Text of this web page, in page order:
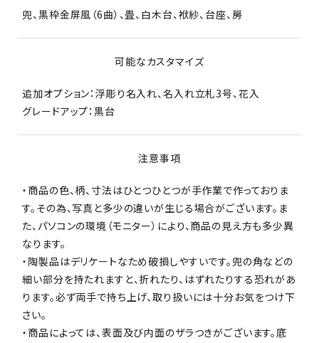
兜、黒枠金屏風（6曲）、畳、白木台、袱紗、台座、房
可能なカスタマイズ
追加オプション：浮彫り名入れ、名入れ立札3号、花入
グレードアップ：黒台
注意事項
・商品の色、柄、寸法はひとつひとつが手作業で作っておりま
す。その為、写真と多少の違いが生じる場合がございます。ま
た、パソコンの環境（モニター）により、商品の見え方も多少異
なります。
・陶製品はデリケートなため破損しやすいです。兜の角などの
細い部分を持たれますと、折れたり、はずれたりする恐れがあ
ります。必ず両手で持ち上げ、取り扱いには十分お気をつけ下
さい。
・商品によっては、表面及び内面のザラつきがございます。底